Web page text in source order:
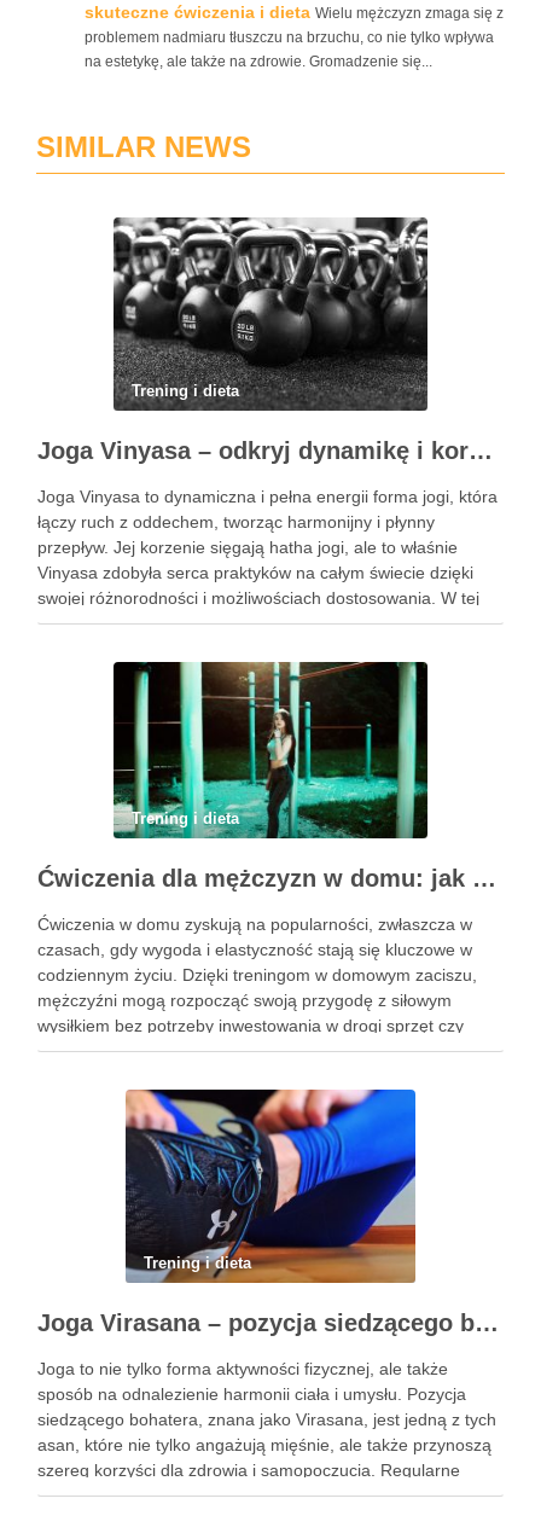
skuteczne ćwiczenia i dieta Wielu mężczyzn zmaga się z
problemem nadmiaru tłuszczu na brzuchu, co nie tylko wpływa
na estetykę, ale także na zdrowie. Gromadzenie się...
SIMILAR NEWS
Trening i dieta
Joga Vinyasa – odkryj dynamikę i korzyści tej praktyki
Joga Vinyasa to dynamiczna i pełna energii forma jogi, która
łączy ruch z oddechem, tworząc harmonijny i płynny
przepływ. Jej korzenie sięgają hatha jogi, ale to właśnie
Vinyasa zdobyła serca praktyków na całym świecie dzięki
swojej różnorodności i możliwościach dostosowania. W tej
praktyce każdy ruch jest zsynchronizowany z oddechem, co
Trening i dieta
Ćwiczenia dla mężczyzn w domu: jak zacząć i utrzymać motywację
Ćwiczenia w domu zyskują na popularności, zwłaszcza w
czasach, gdy wygoda i elastyczność stają się kluczowe w
codziennym życiu. Dzięki treningom w domowym zaciszu,
mężczyźni mogą rozpocząć swoją przygodę z siłowym
wysiłkiem bez potrzeby inwestowania w drogi sprzęt czy
dojazdy do siłowni. Regularne ćwiczenia, które można
Trening i dieta
Joga Virasana – pozycja siedzącego bohatera i jej korzyści
Joga to nie tylko forma aktywności fizycznej, ale także
sposób na odnalezienie harmonii ciała i umysłu. Pozycja
siedzącego bohatera, znana jako Virasana, jest jedną z tych
asan, które nie tylko angażują mięśnie, ale także przynoszą
szereg korzyści dla zdrowia i samopoczucia. Regularne
praktykowanie tej pozycji może poprawić elastyczność